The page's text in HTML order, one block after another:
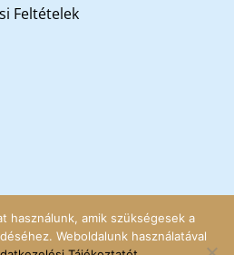
Feltételek
használunk, amik szükségesek a
Weboldalunk használatával